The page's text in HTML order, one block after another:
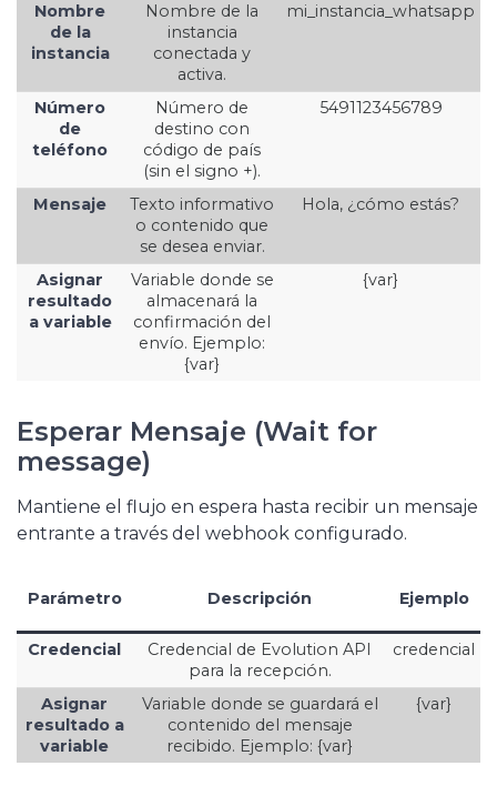
Nombre
de la
instancia
Nombre de la
instancia
conectada y
activa.
mi_instancia_whatsapp
Número
de
teléfono
Número de
destino con
código de país
(sin el signo +).
5491123456789
Mensaje
Texto informativo
o contenido que
se desea enviar.
Hola, ¿cómo estás?
Asignar
resultado
a variable
Variable donde se
almacenará la
confirmación del
envío. Ejemplo:
{var}
{var}
Esperar Mensaje (Wait for
message)
Mantiene el flujo en espera hasta recibir un mensaje
entrante a través del webhook configurado.
Parámetro Descripción Ejemplo
Credencial
Credencial de Evolution API
para la recepción.
credencial
Asignar
resultado a
variable
Variable donde se guardará el
contenido del mensaje
recibido. Ejemplo: {var}
{var}